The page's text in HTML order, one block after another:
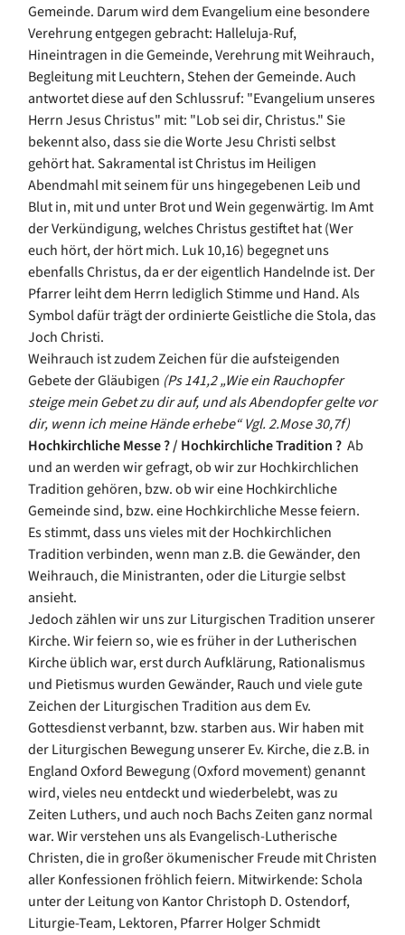
Gemeinde. Darum wird dem Evangelium eine besondere
Verehrung entgegen gebracht: Halleluja-Ruf,
Hineintragen in die Gemeinde, Verehrung mit Weihrauch,
Begleitung mit Leuchtern, Stehen der Gemeinde. Auch
antwortet diese auf den Schlussruf: "Evangelium unseres
Herrn Jesus Christus" mit: "Lob sei dir, Christus." Sie
bekennt also, dass sie die Worte Jesu Christi selbst
gehört hat. Sakramental ist Christus im Heiligen
Abendmahl mit seinem für uns hingegebenen Leib und
Blut in, mit und unter Brot und Wein gegenwärtig. Im Amt
der Verkündigung, welches Christus gestiftet hat (Wer
euch hört, der hört mich. Luk 10,16) begegnet uns
ebenfalls Christus, da er der eigentlich Handelnde ist. Der
Pfarrer leiht dem Herrn lediglich Stimme und Hand. Als
Symbol dafür trägt der ordinierte Geistliche die Stola, das
Joch Christi.
Weihrauch ist zudem Zeichen für die aufsteigenden
Gebete der Gläubigen (Ps 141,2 „Wie ein Rauchopfer
steige mein Gebet zu dir auf, und als Abendopfer gelte vor
dir, wenn ich meine Hände erhebe“ Vgl. 2.Mose 30,7f)
Hochkirchliche Messe ? / Hochkirchliche Tradition ? Ab
und an werden wir gefragt, ob wir zur Hochkirchlichen
Tradition gehören, bzw. ob wir eine Hochkirchliche
Gemeinde sind, bzw. eine Hochkirchliche Messe feiern.
Es stimmt, dass uns vieles mit der Hochkirchlichen
Tradition verbinden, wenn man z.B. die Gewänder, den
Weihrauch, die Ministranten, oder die Liturgie selbst
ansieht.
Jedoch zählen wir uns zur Liturgischen Tradition unserer
Kirche. Wir feiern so, wie es früher in der Lutherischen
Kirche üblich war, erst durch Aufklärung, Rationalismus
und Pietismus wurden Gewänder, Rauch und viele gute
Zeichen der Liturgischen Tradition aus dem Ev.
Gottesdienst verbannt, bzw. starben aus. Wir haben mit
der Liturgischen Bewegung unserer Ev. Kirche, die z.B. in
England Oxford Bewegung (Oxford movement) genannt
wird, vieles neu entdeckt und wiederbelebt, was zu
Zeiten Luthers, und auch noch Bachs Zeiten ganz normal
war. Wir verstehen uns als Evangelisch-Lutherische
Christen, die in großer ökumenischer Freude mit Christen
aller Konfessionen fröhlich feiern. Mitwirkende: Schola
unter der Leitung von Kantor Christoph D. Ostendorf,
Liturgie-Team, Lektoren, Pfarrer Holger Schmidt